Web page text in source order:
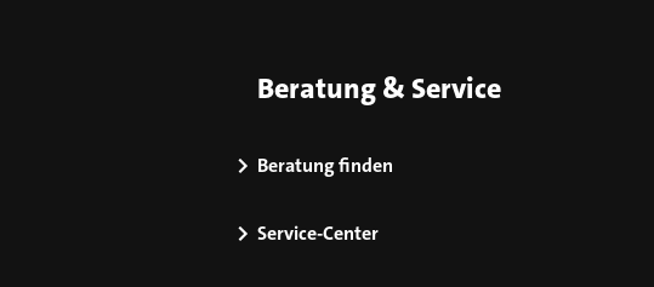
Beratung & Service
Beratung finden
Service-Center